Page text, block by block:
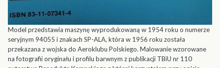
Model przedstawia maszynę wyprodukowaną w 1954 roku o numerze
seryjnym 94055 i znakach SP-ALA, która w 1956 roku została
przekazana z wojska do Aeroklubu Polskiego. Malowanie wzorowane
na fotografii oryginału i profilu barwnym z publikacji TBiU nr 110